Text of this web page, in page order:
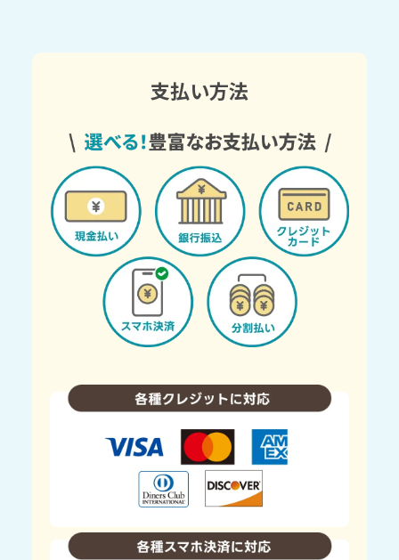
支払い方法